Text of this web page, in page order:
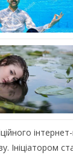
Ініціатором